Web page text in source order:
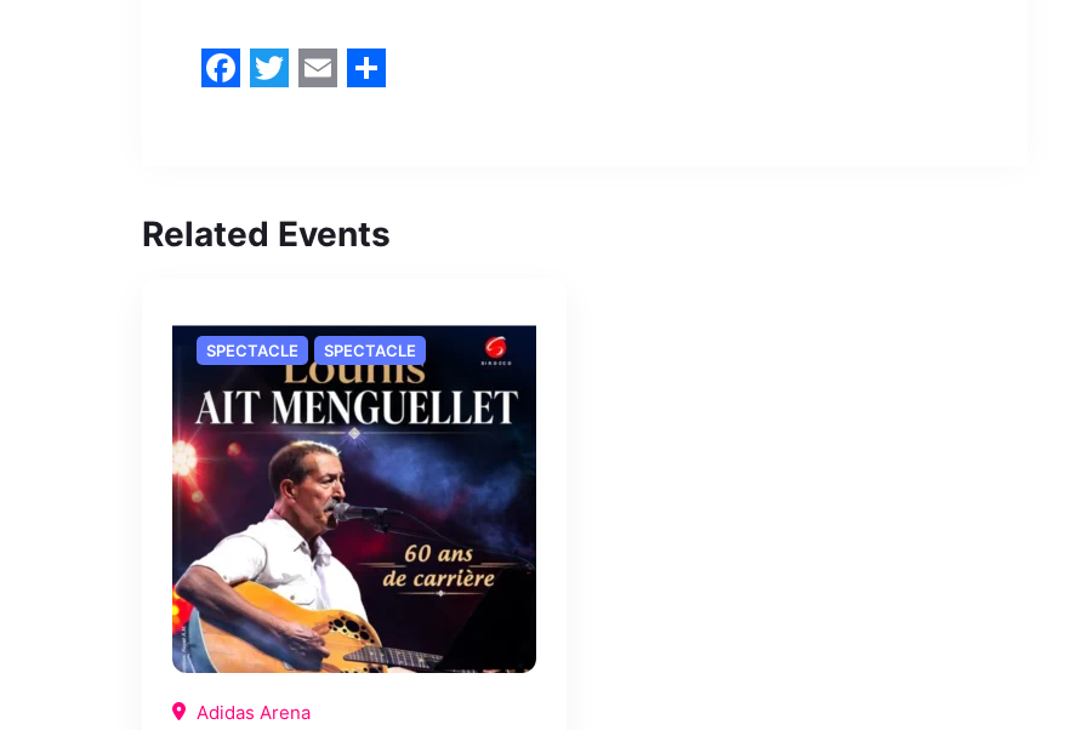
Related Events
SPECTACLE SPECTACLE
Adidas Arena